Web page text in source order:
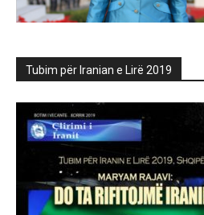
Tubim për Iranian e Lirë 2019